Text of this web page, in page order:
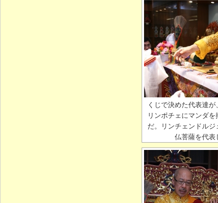
くじで決めた代表達
リンポチェにマンダ
だ。リンチェンドル
仏菩薩を代表